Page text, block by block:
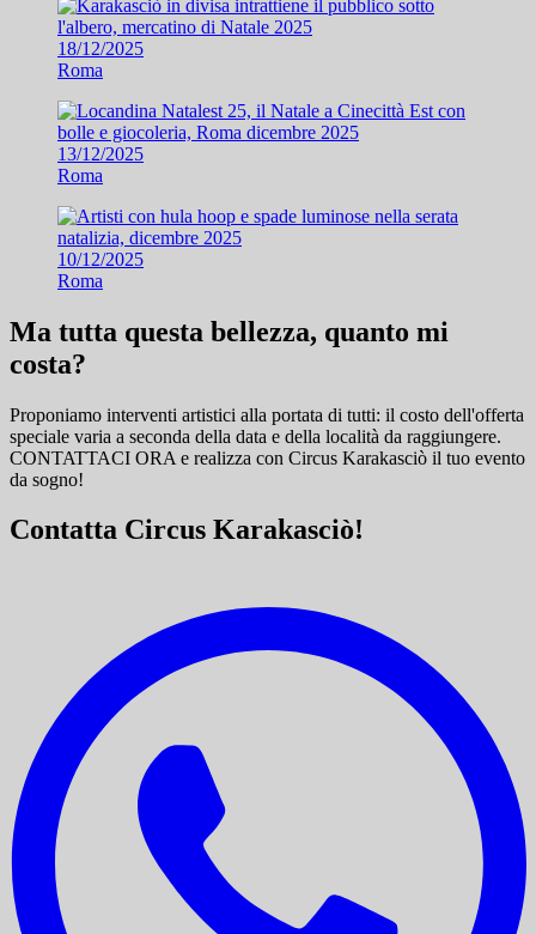
18/12/2025
Roma
13/12/2025
Roma
10/12/2025
Roma
Ma tutta questa bellezza, quanto mi
costa?
Proponiamo interventi artistici alla portata di tutti: il costo dell'offerta
speciale varia a seconda della data e della località da raggiungere.
CONTATTACI ORA e realizza con Circus Karakasciò il tuo evento
da sogno!
Contatta Circus Karakasciò!